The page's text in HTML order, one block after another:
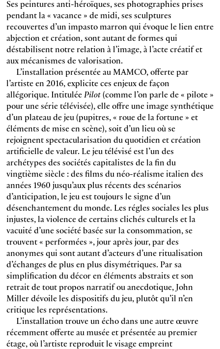
Ses peintures anti-héroïques, ses photographies prises
pendant la « vacance » de midi, ses sculptures
recouvertes d’un impasto marron qui évoque le lien entre
abjection et création, sont autant de formes qui
déstabilisent notre relation à l’image, à l’acte créatif et
aux mécanismes de valorisation.
L’installation présentée au MAMCO, offerte par
l’artiste en 2016, explicite ces enjeux de façon
allégorique. IntituléePilot(comme l’on parle de « pilote »
pour une série télévisée), elle offre une image synthétique
d’un plateau de jeu (pupitres, « roue de la fortune » et
éléments de mise en scène), soit d’un lieu où se
rejoignent spectacularisation du quotidien et création
artificielle de valeur. Le jeu télévisé est l’un des
archétypes des sociétés capitalistes de la fin du
vingtième siècle : des films du néo-réalisme italien des
années 1960 jusqu’aux plus récents des scénarios
d’anticipation, le jeu est toujours le signe d’un
désenchantement du monde. Les régles sociales les plus
injustes, la violence de certains clichés culturels et la
vacuité d’une société basée sur la consommation, se
trouvent « performées », jour après jour, par des
anonymes qui sont autant d’acteurs d’une ritualisation
d’échanges de plus en plus disymétriques. Par sa
simplification du décor en éléments abstraits et son
retrait de tout propos narratif ou anecdotique, John
Miller dévoile les dispositifs du jeu, plutôt qu’il n’en
critique les représentations.
L’installation trouve un écho dans une autre œuvre
récemment offerte au musée et présentée au premier
étage, où l’artiste reproduit le visage empreint